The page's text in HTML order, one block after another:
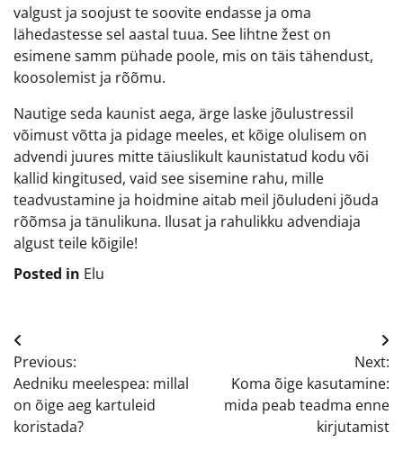
valgust ja soojust te soovite endasse ja oma
lähedastesse sel aastal tuua. See lihtne žest on
esimene samm pühade poole, mis on täis tähendust,
koosolemist ja rõõmu.
Nautige seda kaunist aega, ärge laske jõulustressil
võimust võtta ja pidage meeles, et kõige olulisem on
advendi juures mitte täiuslikult kaunistatud kodu või
kallid kingitused, vaid see sisemine rahu, mille
teadvustamine ja hoidmine aitab meil jõuludeni jõuda
rõõmsa ja tänulikuna. Ilusat ja rahulikku advendiaja
algust teile kõigile!
Posted in Elu
Navigeerimine
Previous:
Aedniku meelespea: millal
on õige aeg kartuleid
koristada?
Next:
Koma õige kasutamine:
mida peab teadma enne
kirjutamist